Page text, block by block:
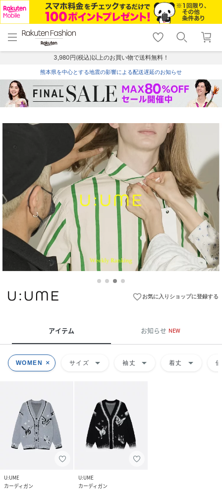
menu home
トップ
shopping_cart lock_outline
ログイン
3,980円(税込)以上のお買い物で送料無料！
熊本県を中心とする地震の影響による配送遅延のお知らせ
favorite_borderお気に入りショップに登録する
アイテム お知らせ NEW
WOMEN サイズ arrow_drop_down 袖丈 arrow_drop_down 着丈 arrow_drop_down
U:UME
カーディガン
U:UME
カーディガン